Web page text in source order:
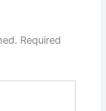
Required